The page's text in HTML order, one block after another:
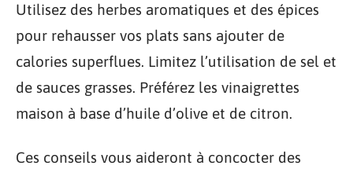
Utilisez des herbes aromatiques et des épices
pour rehausser vos plats sans ajouter de
calories superflues. Limitez l’utilisation de sel et
de sauces grasses. Préférez les vinaigrettes
maison à base d’huile d’olive et de citron.
Ces conseils vous aideront à concocter des